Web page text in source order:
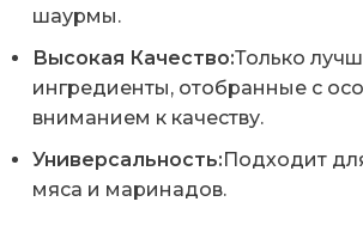
шаурмы.
Высокая Качество:Только
ингредиенты, отобранные с
вниманием к качеству.
Универсальность: Подходит
мяса и маринадов.